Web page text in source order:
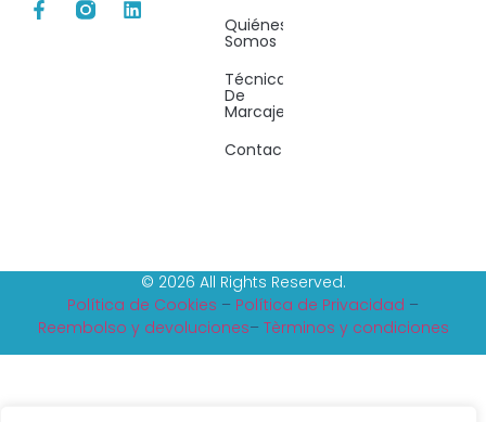
Quiénes
Somos
Técnicas
De
Marcaje
Contacto
© 2026 All Rights Reserved.
Política de Cookies – Política de Privacidad –
Reembolso y devoluciones– Tèrminos y condiciones